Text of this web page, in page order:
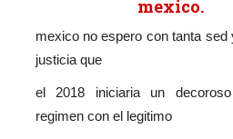
mexico.
mexico no espero con tanta sed
justicia que
el 2018 iniciaria un
regimen con el legitimo